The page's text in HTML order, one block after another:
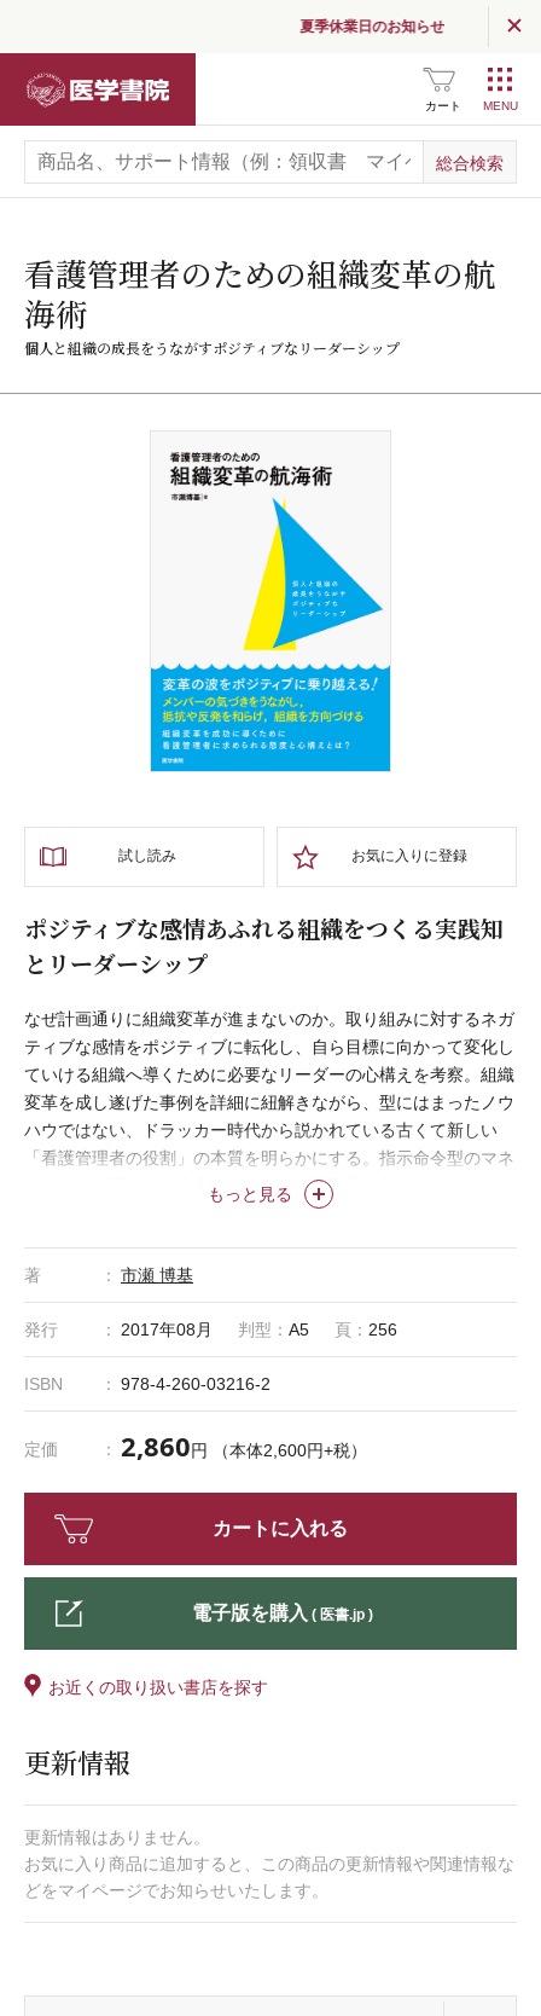
夏季休業日のお知らせ
カート
看護管理者のための組織変革の航
海術
個人と組織の成長をうながすポジティブなリーダーシップ
試し読み お気に入りに登録
ポジティブな感情あふれる組織をつくる実践知
とリーダーシップ
もっと見る
なぜ計画通りに組織変革が進まないのか。取り組みに対するネガ
ティブな感情をポジティブに転化し、自ら目標に向かって変化し
ていける組織へ導くために必要なリーダーの心構えを考察。組織
変革を成し遂げた事例を詳細に紐解きながら、型にはまったノウ
ハウではない、ドラッカー時代から説かれている古くて新しい
「看護管理者の役割」の本質を明らかにする。指示命令型のマネ
ジメントを脱し、一歩先のマネジャーを目指す方へ。
著 市瀬 博基
発行 2017年08月 判型： A5 頁： 256
ISBN 978-4-260-03216-2
定価 2,860円 （本体2,600円+税）
カートに入れる
電子版を購入 ( 医書.jp )
お近くの取り扱い書店を探す
更新情報
更新情報はありません。
お気に入り商品に追加すると、この商品の更新情報や関連情報な
どをマイページでお知らせいたします。